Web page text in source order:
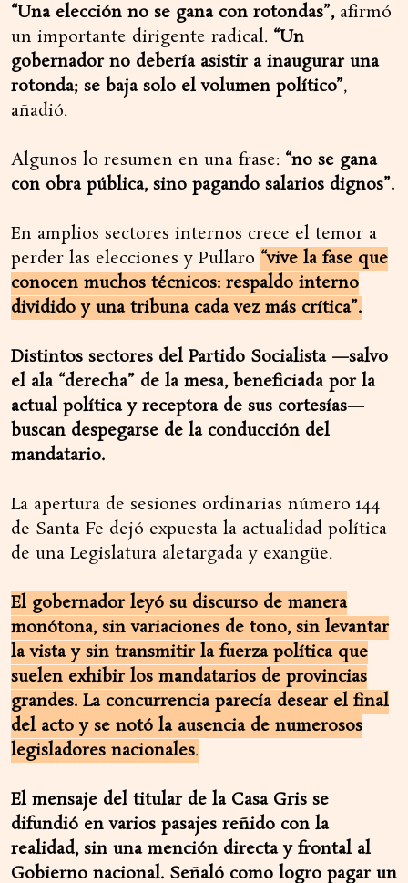
“Una elección no se gana con rotondas”,afirmó
un importante dirigente radical. “Un
gobernador no debería asistir a inaugurar una
rotonda; se baja solo el volumen político”,
añadió.
Algunos lo resumen en una frase: “no se gana
con obra pública, sino pagando salarios dignos”.
En amplios sectores internos crece el temor a
perder las elecciones y Pullaro “vive la fase que
conocen muchos técnicos: respaldo interno
dividido y una tribuna cada vez más crítica”.
Distintos sectores del Partido Socialista —salvo
el ala “derecha” de la mesa, beneficiada por la
actual política y receptora de sus cortesías—
buscan despegarse de la conducción del
mandatario.
La apertura de sesiones ordinarias número 144
de Santa Fe dejó expuesta la actualidad política
de una Legislatura aletargada y exangüe.
El gobernador leyó su discurso de manera
monótona, sin variaciones de tono, sin levantar
la vista y sin transmitir la fuerza política que
suelen exhibir los mandatarios de provincias
grandes. La concurrencia parecía desear el final
del acto y se notó la ausencia de numerosos
legisladores nacionales.
El mensaje del titular de la Casa Gris se
difundió en varios pasajes reñido con la
realidad, sin una mención directa y frontal al
Gobierno nacional. Señaló como logro pagar un